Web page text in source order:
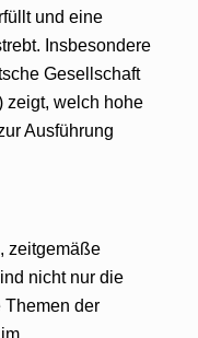
und eine
Insbesondere
Gesellschaft
zeigt, welch hohe
Ausführung
zeitgemäße
nicht nur die
Themen der